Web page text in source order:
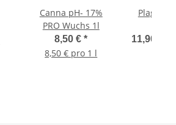
Canna pH- 17%
PRO Wuchs 1l
8,50 €*
8,50 € pro 1 l
Plagron
11,90 € -